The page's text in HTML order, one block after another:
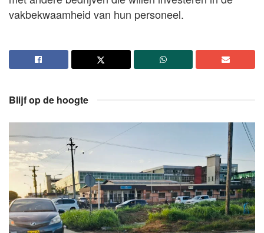
vakbekwaamheid van hun personeel.
Blijf op de hoogte